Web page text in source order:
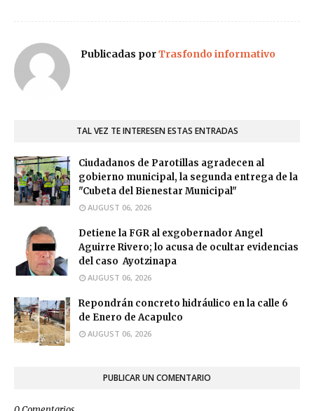
Publicadas porTrasfondo informativo
TAL VEZ TE INTERESEN ESTAS ENTRADAS
Ciudadanos de Parotillas agradecen al
gobierno municipal, la segunda entrega de la
"Cubeta del Bienestar Municipal"
AUGUST 06, 2026
Detiene la FGR al exgobernador Angel
Aguirre Rivero; lo acusa de ocultar evidencias
del caso Ayotzinapa
AUGUST 06, 2026
Repondrán concreto hidráulico en la calle 6
de Enero de Acapulco
AUGUST 06, 2026
PUBLICAR UN COMENTARIO